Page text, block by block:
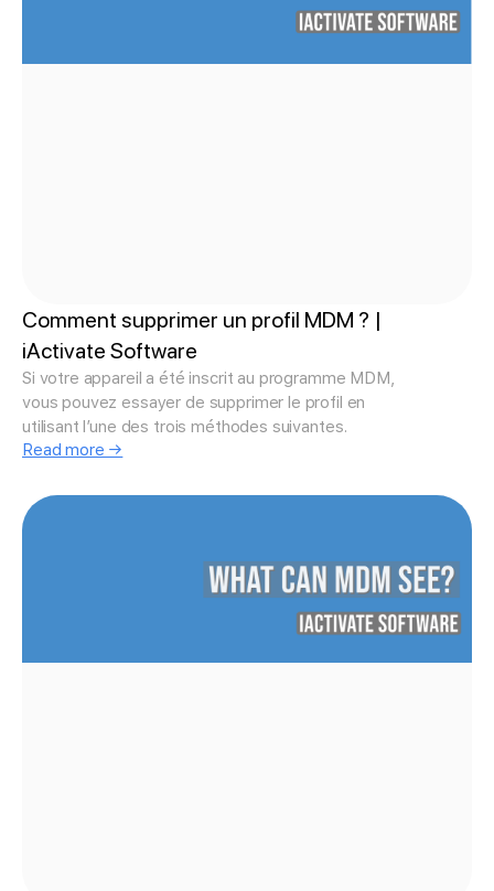
Comment supprimer un profil MDM ? |
iActivate Software
Si votre appareil a été inscrit au programme MDM,
vous pouvez essayer de supprimer le profil en
utilisant l’une des trois méthodes suivantes.
Read more →